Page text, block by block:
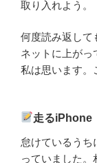
取り入れよう。
何度読み返して
ネットに上がっ
私は思います。
走る
怠けているうち
っていました